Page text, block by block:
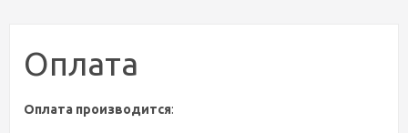
Оплата
Оплата производится: